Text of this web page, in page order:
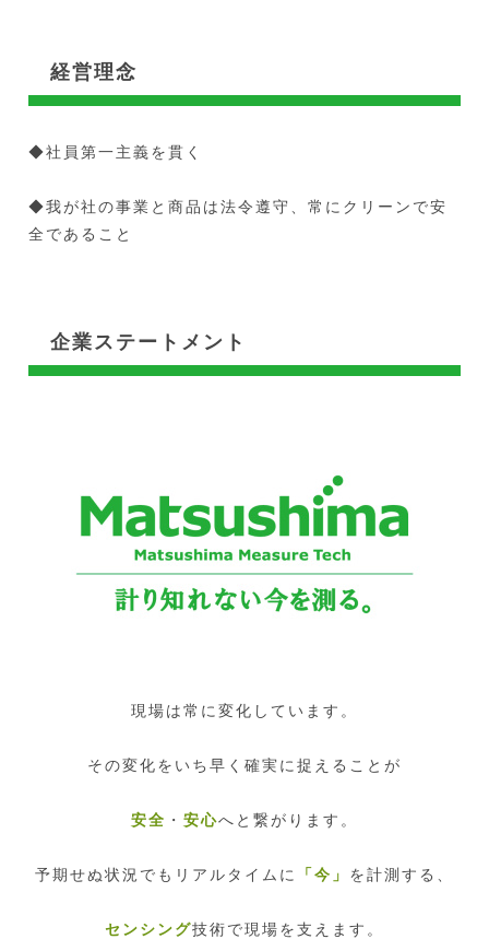
経営理念
◆社員第一主義を貫く
◆我が社の事業と商品は法令遵守、常にクリーンで安
全であること
企業ステートメント
現場は常に変化しています。
その変化をいち早く確実に捉えることが
安全 ・ 安心へと繋がります。
予期せぬ状況でもリアルタイムに 「今」 を計測する、
センシング技術で現場を支えます。